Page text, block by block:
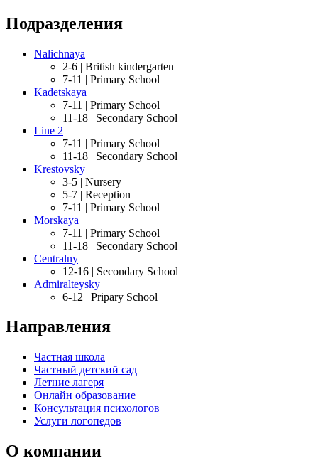
Подразделения
Nalichnaya
2-6 | British kindergarten
7-11 | Primary School
Kadetskaya
7-11 | Primary School
11-18 | Secondary School
Line 2
7-11 | Primary School
11-18 | Secondary School
Krestovsky
3-5 | Nursery
5-7 | Reception
7-11 | Primary School
Morskaya
7-11 | Primary School
11-18 | Secondary School
Centralny
12-16 | Secondary School
Admiralteysky
6-12 | Pripary School
Направления
Частная школа
Частный детский сад
Летние лагеря
Онлайн образование
Консультация психологов
Услуги логопедов
О компании